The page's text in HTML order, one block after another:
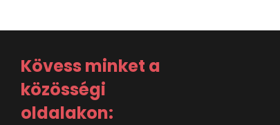
Kövess minket a
közösségi
oldalakon: